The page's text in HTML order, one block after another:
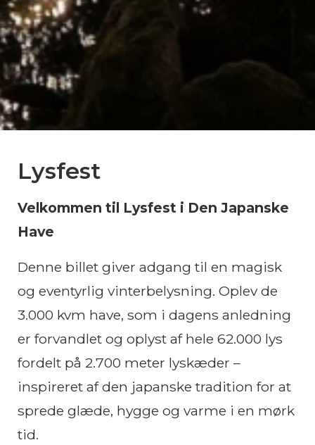
Lysfest
Velkommen til Lysfest i Den Japanske
Have
Denne billet giver adgang til en magisk
og eventyrlig vinterbelysning. Oplev de
3.000 kvm have, som i dagens anledning
er forvandlet og oplyst af hele 62.000 lys
fordelt på 2.700 meter lyskæder –
inspireret af den japanske tradition for at
sprede glæde, hygge og varme i en mørk
tid.